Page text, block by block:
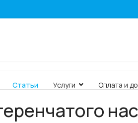
Статьи Услуги Оплата и